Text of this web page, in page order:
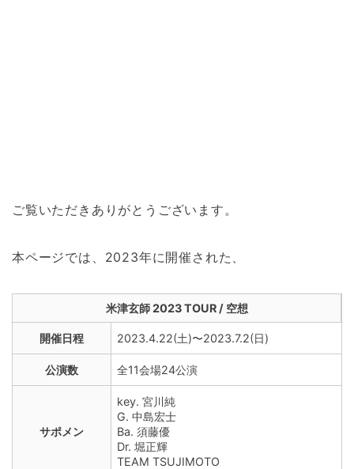
ご覧いただきありがとうございます。
本ページでは、2023年に開催された、
米津玄師 2023 TOUR / 空想
開催日程 2023.4.22(土)〜2023.7.2(日)
公演数 全11会場24公演
サポメン
key. 宮川純
G. 中島宏士
Ba. 須藤優
Dr. 堀正輝
TEAM TSUJIMOTO